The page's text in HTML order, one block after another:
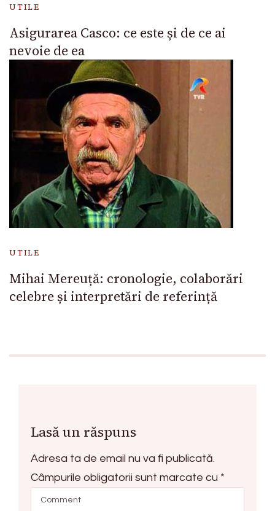
UTILE
Asigurarea Casco: ce este și de ce ai
nevoie de ea
UTILE
Mihai Mereuță: cronologie, colaborări
celebre și interpretări de referință
Lasă un răspuns
Adresa ta de email nu va fi publicată.
Câmpurile obligatorii sunt marcate cu *